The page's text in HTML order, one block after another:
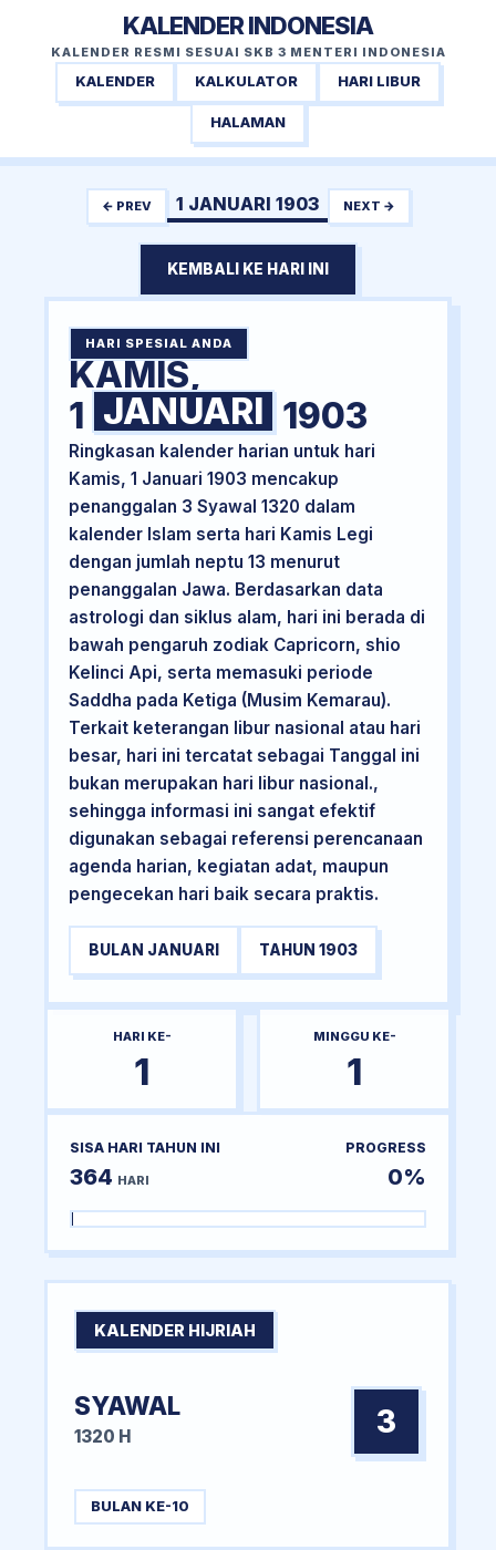
KALENDER INDONESIA
KALENDER RESMI SESUAI SKB 3 MENTERI INDONESIA
KALENDER KALKULATOR HARI LIBUR
HALAMAN
← PREV 1 JANUARI 1903 NEXT →
KEMBALI KE HARI INI
HARI SPESIAL ANDA
KAMIS,
1 JANUARI 1903
Ringkasan kalender harian untuk hari
Kamis, 1 Januari 1903 mencakup
penanggalan 3 Syawal 1320 dalam
kalender Islam serta hari Kamis Legi
dengan jumlah neptu 13 menurut
penanggalan Jawa. Berdasarkan data
astrologi dan siklus alam, hari ini berada di
bawah pengaruh zodiak Capricorn, shio
Kelinci Api, serta memasuki periode
Saddha pada Ketiga (Musim Kemarau).
Terkait keterangan libur nasional atau hari
besar, hari ini tercatat sebagai Tanggal ini
bukan merupakan hari libur nasional.,
sehingga informasi ini sangat efektif
digunakan sebagai referensi perencanaan
agenda harian, kegiatan adat, maupun
pengecekan hari baik secara praktis.
BULAN JANUARI TAHUN 1903
HARI KE-
1
MINGGU KE-
1
SISA HARI TAHUN INI
364 HARI
PROGRESS
0%
KALENDER HIJRIAH
SYAWAL
1320 H 3
BULAN KE-10